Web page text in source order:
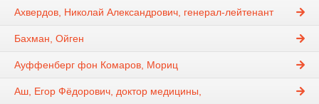
Ахвердов, Николай Александрович, генерал-лейтенант
Бахман, Ойген
Ауффенберг фон Комаров, Мориц
Аш, Егор Фёдорович, доктор медицины,